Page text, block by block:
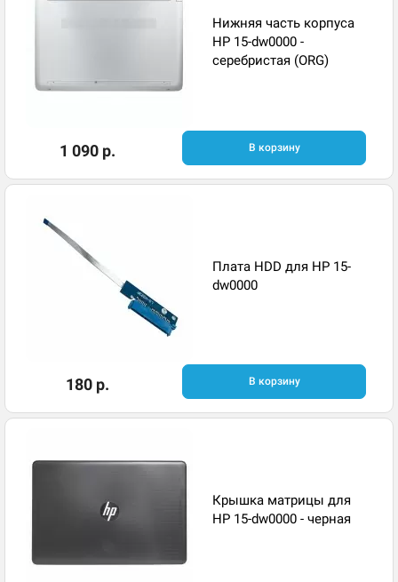
Нижняя часть корпуса
HP 15-dw0000 -
серебристая (ORG)
1 090 р. В корзину
Плата HDD для HP 15-
dw0000
180 р. В корзину
Крышка матрицы для
HP 15-dw0000 - черная